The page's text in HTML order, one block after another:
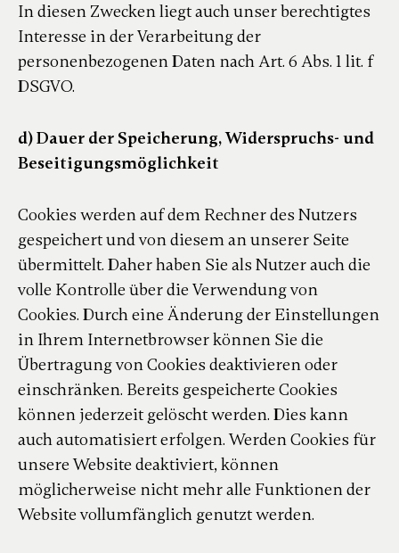
In diesen Zwecken liegt auch unser berechtigtes
Interesse in der Verarbeitung der
personenbezogenen Daten nach Art. 6 Abs. 1 lit. f
DSGVO.
d) Dauer der Speicherung, Widerspruchs- und
Beseitigungsmöglichkeit
Cookies werden auf dem Rechner des Nutzers
gespeichert und von diesem an unserer Seite
übermittelt. Daher haben Sie als Nutzer auch die
volle Kontrolle über die Verwendung von
Cookies. Durch eine Änderung der Einstellungen
in Ihrem Internetbrowser können Sie die
Übertragung von Cookies deaktivieren oder
einschränken. Bereits gespeicherte Cookies
können jederzeit gelöscht werden. Dies kann
auch automatisiert erfolgen. Werden Cookies für
unsere Website deaktiviert, können
möglicherweise nicht mehr alle Funktionen der
Website vollumfänglich genutzt werden.